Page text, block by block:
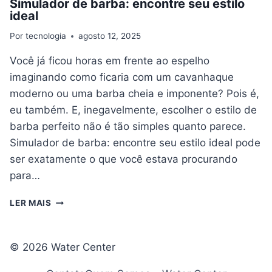
Simulador de barba: encontre seu estilo
ideal
Por tecnologia agosto 12, 2025
Você já ficou horas em frente ao espelho
imaginando como ficaria com um cavanhaque
moderno ou uma barba cheia e imponente? Pois é,
eu também. E, inegavelmente, escolher o estilo de
barba perfeito não é tão simples quanto parece.
Simulador de barba: encontre seu estilo ideal pode
ser exatamente o que você estava procurando
para…
LER MAIS SIMULADOR
SEU
© 2026 Water Center